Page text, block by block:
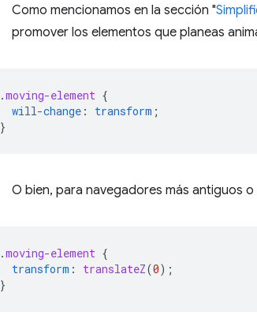
Como mencionamos en la sección "
promover los elementos que planeas
.moving-element {
will-change : transform ;
}
O bien, para navegadores más antiguos
.moving-element {
transform : translateZ(0);
}